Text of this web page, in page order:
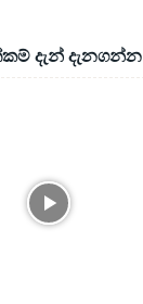
දැන් දැනගන්න